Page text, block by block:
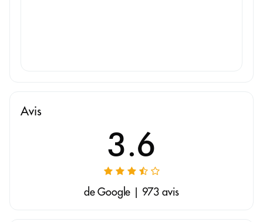
Avis
3.6
de Google | 973 avis